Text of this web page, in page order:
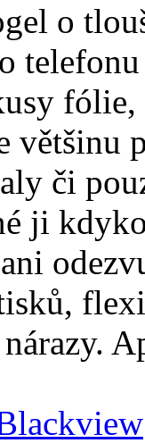
o
fólie,
většinu
či
ji